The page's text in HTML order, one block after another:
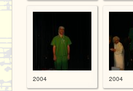
2004 2004